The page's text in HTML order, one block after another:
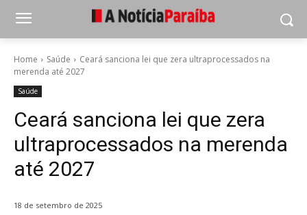
Home Saúde
Ceará sanciona lei que zera ultraprocessados na
merenda até 2027
Saúde
Ceará sanciona lei que zera
ultraprocessados na merenda
até 2027
18 de setembro de 2025